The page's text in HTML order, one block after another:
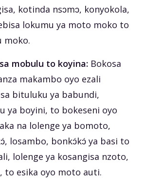
kotinda nsɔmɔ, konyokola,
lokumu ya moto moko to
moko.
mobulu to koyina: Bokosa
makambo oyo ezali
bituluku ya babundi,
ya boyini, to bokeseni oyo
na lolenge ya bomoto,
losambo, bonkɔ́kɔ́ ya basi to
lolenge ya kosangisa nzoto,
to esika oyo moto auti.